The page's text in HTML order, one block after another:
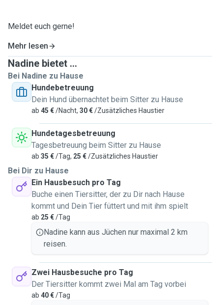
Meldet euch gerne!
Mehr lesen
Nadine bietet ...
Bei Nadine zu Hause
Hundebetreuung
Dein Hund übernachtet beim Sitter zu Hause
ab 45 €/Nacht, 30 €/Zusätzliches Haustier
Hundetagesbetreuung
Tagesbetreuung beim Sitter zu Hause
ab 35 €/Tag, 25 €/Zusätzliches Haustier
Bei Dir zu Hause
Ein Hausbesuch pro Tag
Buche einen Tiersitter, der zu Dir nach Hause
kommt und Dein Tier füttert und mit ihm spielt
ab 25 €/Tag
Nadine kann aus Jüchen nur maximal 2 km
reisen.
Zwei Hausbesuche pro Tag
Der Tiersitter kommt zwei Mal am Tag vorbei
ab 40 €/Tag